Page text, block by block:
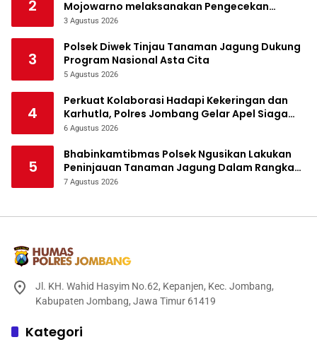
2
Mojowarno melaksanakan Pengecekan
Tanaman Jagung
3 Agustus 2026
3
Polsek Diwek Tinjau Tanaman Jagung Dukung
Program Nasional Asta Cita
5 Agustus 2026
4
Perkuat Kolaborasi Hadapi Kekeringan dan
Karhutla, Polres Jombang Gelar Apel Siaga
Bencana
6 Agustus 2026
5
Bhabinkamtibmas Polsek Ngusikan Lakukan
Peninjauan Tanaman Jagung Dalam Rangka
Mendukung Ketahanan Pangan
7 Agustus 2026
Jl. KH. Wahid Hasyim No.62, Kepanjen, Kec. Jombang,
Kabupaten Jombang, Jawa Timur 61419
Kategori